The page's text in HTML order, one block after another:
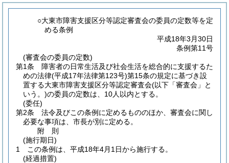
○大東市障害支援区分等認定審査会の委員の定数等を定
める条例
平成18年3月30日
条例第11号
(審査会の委員の定数)
第1条
障害者の日常生活及び社会生活を総合的に支援するた
めの法律(平成17年法律第123号)第15条の規定に基づき設
置する大東市障害支援区分等認定審査会(以下「審査会」と
いう。)の委員の定数は、10人以内とする。
(委任)
第2条
法令及びこの条例に定めるもののほか、審査会に関し
必要な事項は、市長が別に定める。
附 則
(施行期日)
1
この条例は、平成18年4月1日から施行する。
(経過措置)